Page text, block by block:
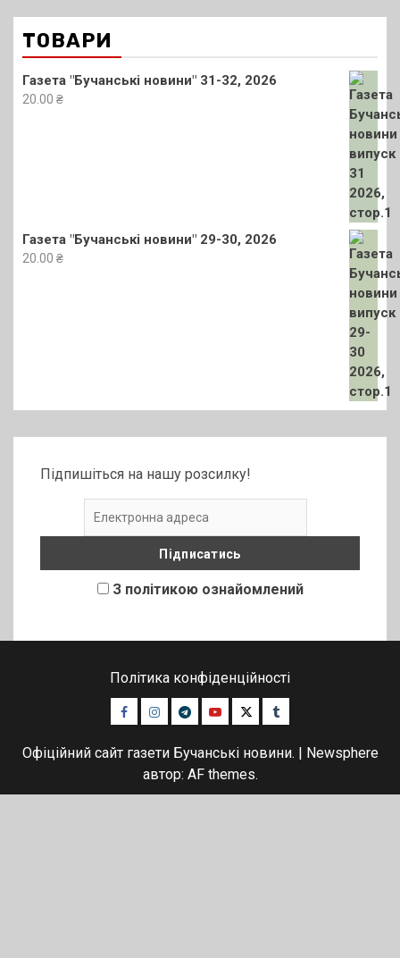
ТОВАРИ
Газета "Бучанські новини" 31-32, 2026
20.00 ₴
Газета "Бучанські новини" 29-30, 2026
20.00 ₴
Підпишіться на нашу розсилку!
З політикою ознайомлений
Політика конфіденційності
Facebook
Instagram
TelegramYoutubeTwitterTumblr
Офіційний сайт газети Бучанські новини.
Newsphere
автор: AF themes.